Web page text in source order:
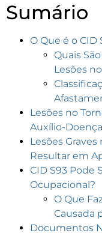
Sumário
O Que é o CID
Quais
Lesões
Lesões no
Auxílio-
Lesões
Resultar em
CID S93 Pode
Ocupacional?
O Que
Causada
Documentos